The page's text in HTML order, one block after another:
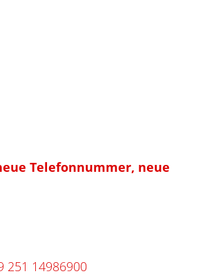
Telefonnummer, neue
251 14986900